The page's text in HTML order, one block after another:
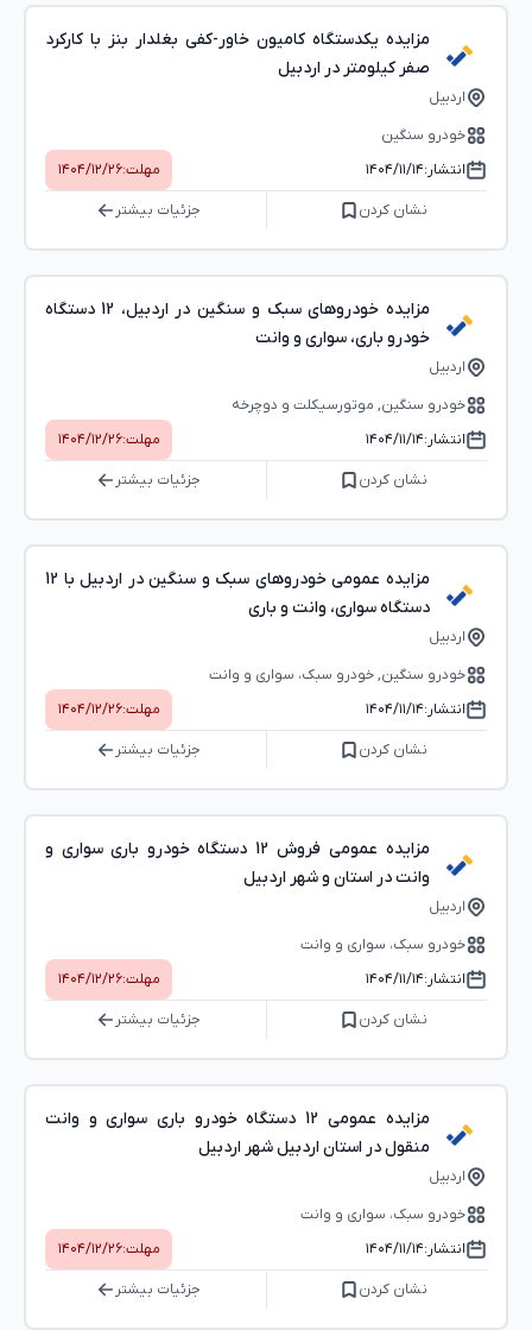
مزایده یکدستگاه کامیون خاور-کفی بغلدار بنز با کارکرد
صفر کیلومتر در اردبیل
اردبیل
خودرو سنگین
انتشار:۱۴۰۴/۱۱/۱۴ مهلت:۱۴۰۴/۱۲/۲۶
نشان کردن جزئیات بیشتر
مزایده خودروهای سبک و سنگین در اردبیل، 12 دستگاه
خودرو باری، سواری و وانت
اردبیل
خودرو سنگین, موتورسیکلت و دوچرخه
انتشار:۱۴۰۴/۱۱/۱۴ مهلت:۱۴۰۴/۱۲/۲۶
نشان کردن جزئیات بیشتر
مزایده عمومی خودروهای سبک و سنگین در اردبیل با 12
دستگاه سواری، وانت و باری
اردبیل
خودرو سنگین, خودرو سبک، سواری و وانت
انتشار:۱۴۰۴/۱۱/۱۴ مهلت:۱۴۰۴/۱۲/۲۶
نشان کردن جزئیات بیشتر
مزایده عمومی فروش 12 دستگاه خودرو باری سواری و
وانت در استان و شهر اردبیل
اردبیل
خودرو سبک، سواری و وانت
انتشار:۱۴۰۴/۱۱/۱۴ مهلت:۱۴۰۴/۱۲/۲۶
نشان کردن جزئیات بیشتر
مزایده عمومی 12 دستگاه خودرو باری سواری و وانت
منقول در استان اردبیل شهر اردبیل
اردبیل
خودرو سبک، سواری و وانت
انتشار:۱۴۰۴/۱۱/۱۴ مهلت:۱۴۰۴/۱۲/۲۶
نشان کردن جزئیات بیشتر